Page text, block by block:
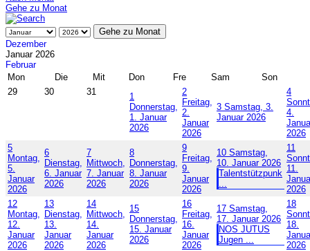
Gehe zu Monat
Gehe zu Monat
Dezember
Januar 2026
Februar
Mon
Die Mit Don Fre Sam
Son
29
30 31
1
Donnerstag,
1. Januar
2026
2
Freitag,
2.
Januar
2026
3 Samstag, 3.
Januar 2026
4
4.
2026
5
Montag,
5.
Januar
2026
6
Dienstag,
6. Januar
2026
7
Mittwoch,
7. Januar
2026
8
Donnerstag,
8. Januar
2026
9
Freitag,
9.
Januar
2026
10 Samstag,
10. Januar 2026
Talentstützpunk
11
11.
2026
12
Montag,
12.
Januar
2026
13
Dienstag,
13.
Januar
2026
14
Mittwoch,
14.
Januar
2026
15
Donnerstag,
15. Januar
2026
16
Freitag,
16.
Januar
2026
17 Samstag,
17. Januar 2026
NOS JUTUS
Jugen ...
18
18.
2026